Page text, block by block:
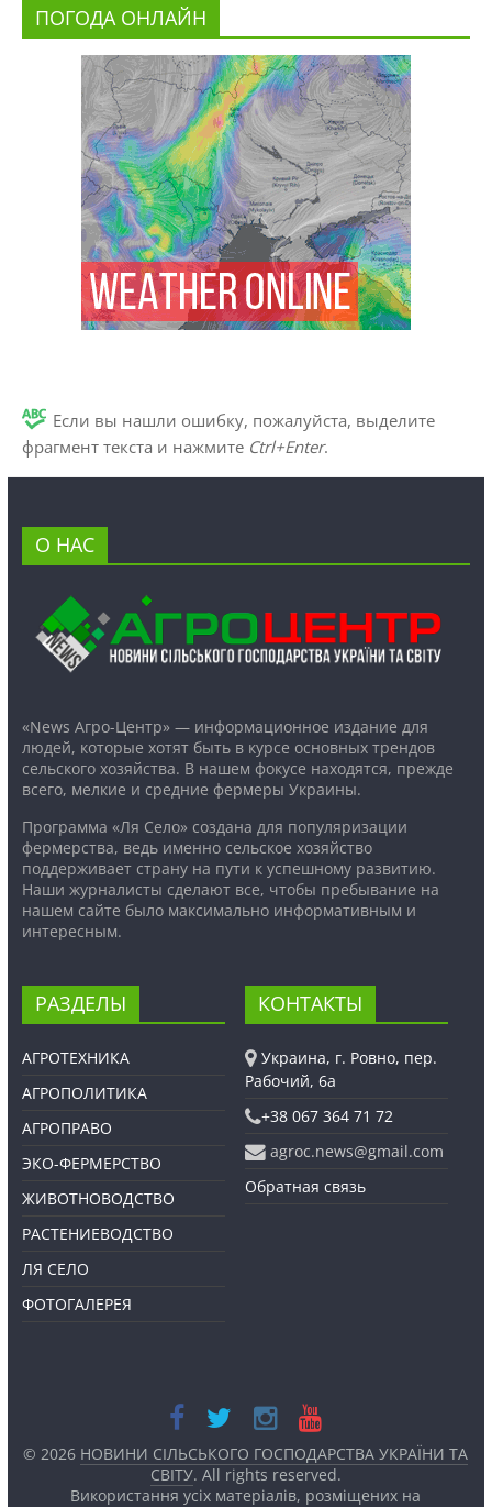
ПОГОДА ОНЛАЙН
Если вы нашли ошибку, пожалуйста, выделите
фрагмент текста и нажмите Ctrl+Enter.
О НАС
«News Агро-Центр» — информационное издание для
людей, которые хотят быть в курсе основных трендов
сельского хозяйства. В нашем фокусе находятся, прежде
всего, мелкие и средние фермеры Украины.
Программа «Ля Село» создана для популяризации
фермерства, ведь именно сельское хозяйство
поддерживает страну на пути к успешному развитию.
Наши журналисты сделают все, чтобы пребывание на
нашем сайте было максимально информативным и
интересным.
РАЗДЕЛЫ
АГРОТЕХНИКА
АГРОПОЛИТИКА
АГРОПРАВО
ЭКО-ФЕРМЕРСТВО
ЖИВОТНОВОДСТВО
РАСТЕНИЕВОДСТВО
ЛЯ СЕЛО
ФОТОГАЛЕРЕЯ
КОНТАКТЫ
Украина, г. Ровно, пер.
Рабочий, 6а
+38 067 364 71 72
agroc.news@gmail.com
Обратная связь
© 2026 НОВИНИ СІЛЬСЬКОГО ГОСПОДАРСТВА УКРАЇНИ ТА
СВІТУ. All rights reserved.
Використання усіх матеріалів, розміщених на